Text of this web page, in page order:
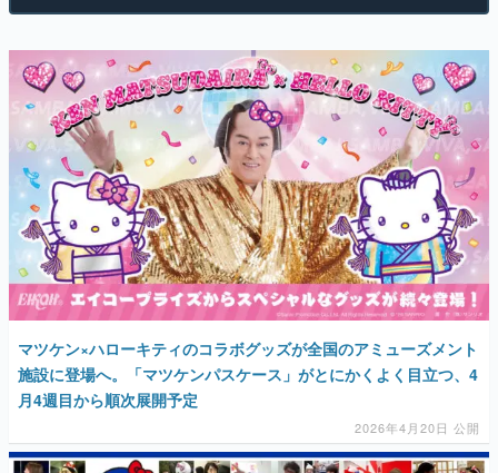
マツケン×ハローキティのコラボグッズが全国のアミューズメント
施設に登場へ。「マツケンパスケース」がとにかくよく目立つ、4
月4週目から順次展開予定
2026年4月20日 公開